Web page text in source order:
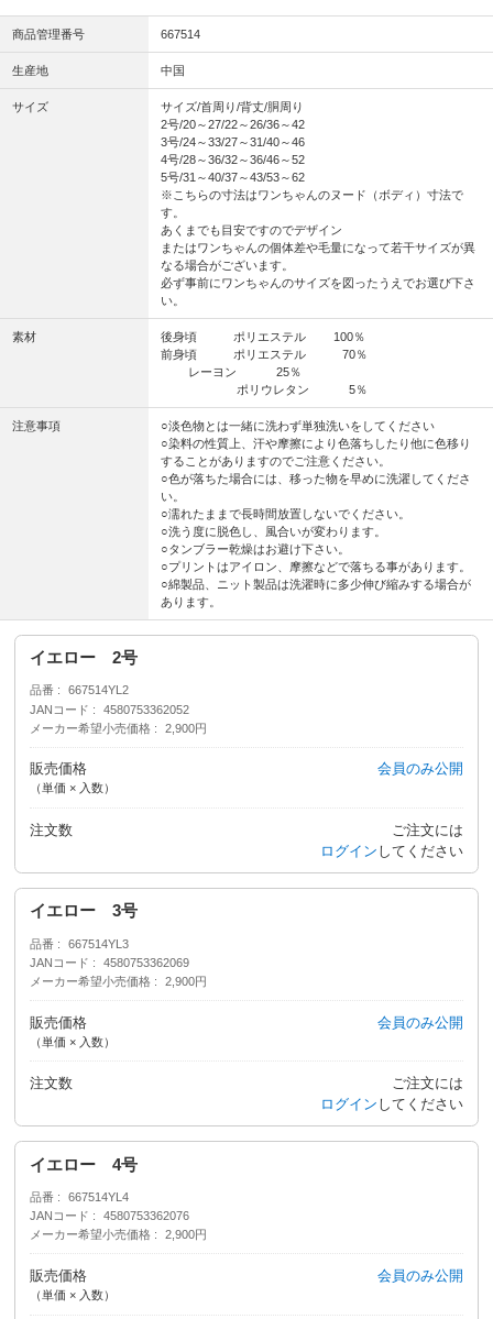
商品管理番号 667514
生産地 中国
サイズ
サイズ/首周り/背丈/胴周り
2号/20～27/22～26/36～42
3号/24～33/27～31/40～46
4号/28～36/32～36/46～52
5号/31～40/37～43/53～62
※こちらの寸法はワンちゃんのヌード（ボディ）寸法で
す。
あくまでも目安ですのでデザイン
またはワンちゃんの個体差や毛量になって若干サイズが異
なる場合がございます。
必ず事前にワンちゃんのサイズを図ったうえでお選び下さ
い。
素材
後身頃 ポリエステル 100％
前身頃 ポリエステル 70％
レーヨン 25％
ポリウレタン 5％
注意事項
○淡色物とは一緒に洗わず単独洗いをしてください
○染料の性質上、汗や摩擦により色落ちしたり他に色移り
することがありますのでご注意ください。
○色が落ちた場合には、移った物を早めに洗濯してくださ
い。
○濡れたままで長時間放置しないでください。
○洗う度に脱色し、風合いが変わります。
○タンブラー乾燥はお避け下さい。
○プリントはアイロン、摩擦などで落ちる事があります。
○綿製品、ニット製品は洗濯時に多少伸び縮みする場合が
あります。
イエロー 2号
品番
667514YL2
JANコード
4580753362052
メーカー希望小売価格
2,900円
販売価格
（単価 × 入数）
会員のみ公開
注文数
ご注文には
ログイン してください
イエロー 3号
品番
667514YL3
JANコード
4580753362069
メーカー希望小売価格
2,900円
販売価格
（単価 × 入数）
会員のみ公開
注文数
ご注文には
ログイン してください
イエロー 4号
品番
667514YL4
JANコード
4580753362076
メーカー希望小売価格
2,900円
販売価格
（単価 × 入数）
会員のみ公開